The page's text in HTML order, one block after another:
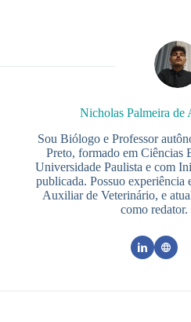
Nicholas Palmeira de
Sou Biólogo e Professor
Preto, formado em Ciências
Universidade Paulista e com
publicada. Possuo experiência
Auxiliar de Veterinário, e
como redator.